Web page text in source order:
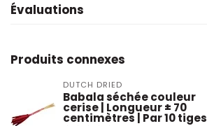
Évaluations
Produits connexes
DUTCH DRIED
Babala séchée couleur
cerise | Longueur ± 70
centimètres | Par 10 tiges